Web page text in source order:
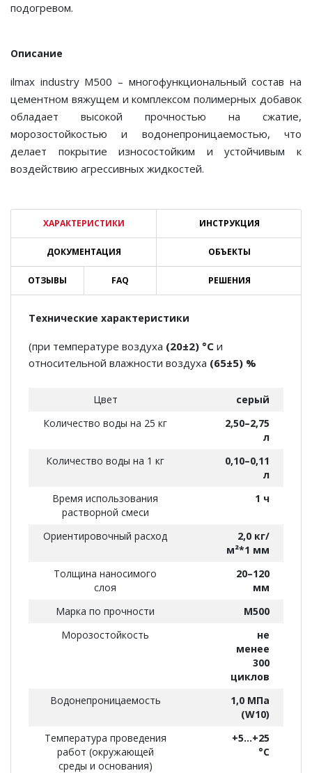
подогревом.
Описание
ilmax industry M500 – многофункциональный состав на
цементном вяжущем и комплексом полимерных добавок
обладает высокой прочностью на сжатие,
морозостойкостью и водонепроницаемостью, что
делает покрытие износостойким и устойчивым к
воздействию агрессивных жидкостей.
ХАРАКТЕРИСТИКИ ИНСТРУКЦИЯ
ДОКУМЕНТАЦИЯ ОБЪЕКТЫ
ОТЗЫВЫ FAQ РЕШЕНИЯ
Технические характеристики
(при температуре воздуха (20±2) °С и
относительной влажности воздуха (65±5) %
Цвет
серый
Количество воды на 25 кг
2,50–2,75
л
Количество воды на 1 кг
0,10–0,11
л
Время использования
растворной смеси
1 ч
Ориентировочный расход
2,0 кг/
м²*1 мм
Толщина наносимого
слоя
20–120
мм
Марка по прочности
М500
Морозостойкость
не
менее
300
циклов
Водонепроницаемость
1,0 МПа
(W10)
Температура проведения
работ (окружающей
среды и основания)
+5...+25
°С